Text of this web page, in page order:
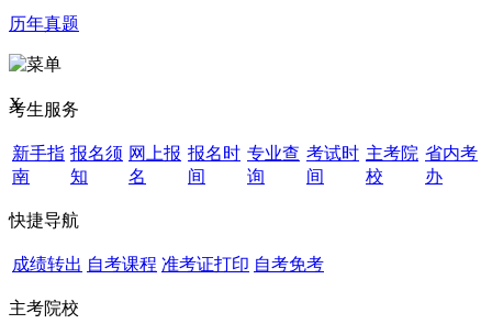
历年真题
X
考生服务
新手指
南
报名须
知
网上报
名
报名时
间
专业查
询
考试时
间
主考院
校
省内考
办
快捷导航
成绩转出 自考课程 准考证打印 自考免考
主考院校